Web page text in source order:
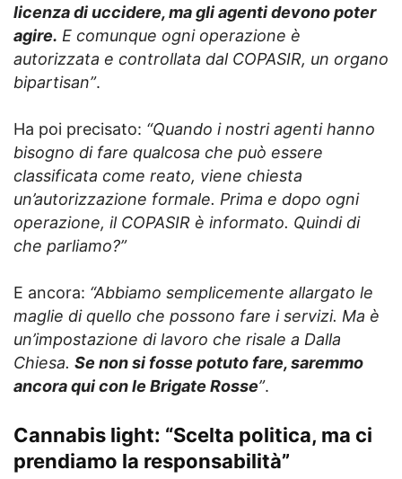
licenza di uccidere, ma gli agenti devono poter
agire. E comunque ogni operazione è
autorizzata e controllata dal COPASIR, un organo
bipartisan”.
Ha poi precisato: “Quando i nostri agenti hanno
bisogno di fare qualcosa che può essere
classificata come reato, viene chiesta
un’autorizzazione formale. Prima e dopo ogni
operazione, il COPASIR è informato. Quindi di
che parliamo?”
E ancora: “Abbiamo semplicemente allargato le
maglie di quello che possono fare i servizi. Ma è
un’impostazione di lavoro che risale a Dalla
Chiesa. Se non si fosse potuto fare, saremmo
ancora qui con le Brigate Rosse”.
Cannabis light: “Scelta politica, ma ci
prendiamo la responsabilità”